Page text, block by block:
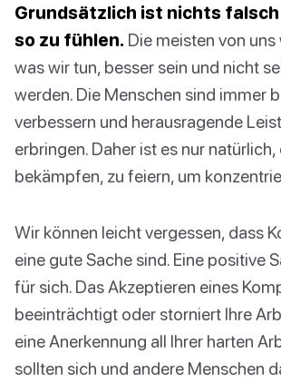
Grundsätzlich ist nichts falsch
so zu fühlen. Die meisten von
was wir tun, besser sein und nicht
werden. Die Menschen sind immer
verbessern und herausragende
erbringen. Daher ist es nur
bekämpfen, zu feiern, um
Wir können leicht vergessen, dass
eine gute Sache sind. Eine positive
für sich. Das Akzeptieren eines
beeinträchtigt oder storniert Ihre
eine Anerkennung all Ihrer harten
sollten sich und andere Menschen